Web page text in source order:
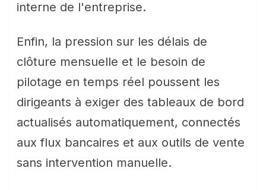
interne de l'entreprise.
Enfin, la pression sur les délais de
clôture mensuelle et le besoin de
pilotage en temps réel poussent les
dirigeants à exiger des tableaux de bord
actualisés automatiquement, connectés
aux flux bancaires et aux outils de vente
sans intervention manuelle.